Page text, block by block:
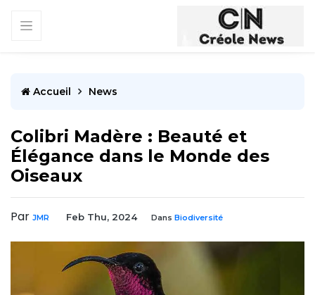
Accueil News
Colibri Madère : Beauté et
Élégance dans le Monde des
Oiseaux
Par JMR Feb Thu, 2024 Dans Biodiversité